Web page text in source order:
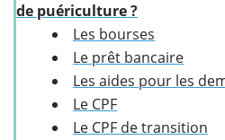
de puériculture ?
Les bourses
Le prêt bancaire
Les aides pour les
Le CPF
Le CPF de transition